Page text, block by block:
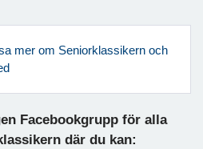
mer om Seniorklassikern och
Facebookgrupp för alla
där du kan: